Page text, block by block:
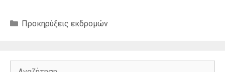
Κατηγορίες
Προκηρύξεις εκδρομών
Αναζήτηση